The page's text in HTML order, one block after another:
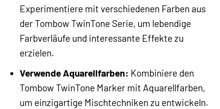
Experimentiere mit verschiedenen Farben aus
der Tombow TwinTone Serie, um lebendige
Farbverläufe und interessante Effekte zu
erzielen.
Verwende Aquarellfarben: Kombiniere den
Tombow TwinTone Marker mit Aquarellfarben,
um einzigartige Mischtechniken zu entwickeln.